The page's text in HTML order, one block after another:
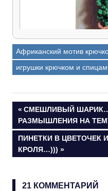
Как связать ёлочку
Африканский мотив
игрушки крючком и
Навигация
по
записям
ПРЕДЫДУЩАЯ
ЗАПИСЬ:
СМЕШЛИВЫЙ
РАЗМЫШЛЕНИЯ НА
СЛЕДУЮЩАЯ
ЗАПИСЬ:
ПИНЕТКИ В ЦВЕТОЧЕК
КРОЛЯ…)))
21 КОММЕНТАРИЙ